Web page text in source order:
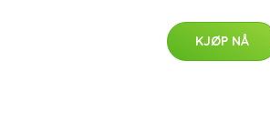
KJØP NÅ